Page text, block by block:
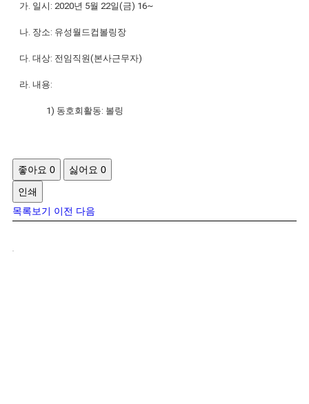
가. 일시 : 2020년 5월 22일(금) 16~
나. 장소: 유성월드컵볼링장
다. 대상: 전임직원(본사근무자)
라. 내용:
1) 동호회활동: 볼링
좋아요 0 싫어요 0
인쇄
목록보기 이전 다음